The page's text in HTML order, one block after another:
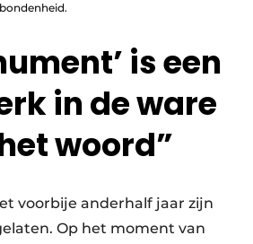
is een
in de ware
woord”
voorbije anderhalf jaar zijn
Op het moment van